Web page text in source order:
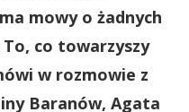
mowy o żadnych
co towarzyszy
w rozmowie z
Baranów, Agata